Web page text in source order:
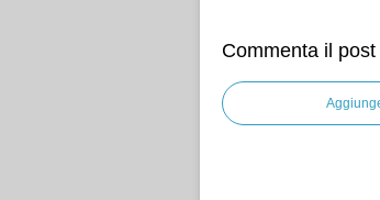
Commenta il post